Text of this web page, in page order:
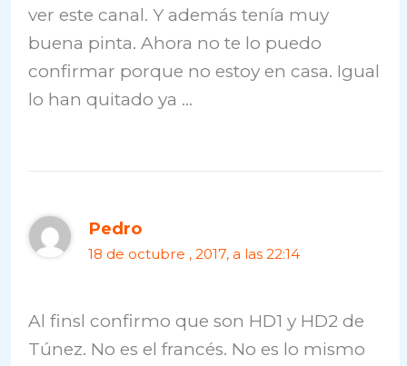
ver este canal. Y además tenía muy
buena pinta. Ahora no te lo puedo
confirmar porque no estoy en casa. Igual
lo han quitado ya …
Pedro
18 de octubre , 2017, a las 22:14
Al finsl confirmo que son HD1 y HD2 de
Túnez. No es el francés. No es lo mismo